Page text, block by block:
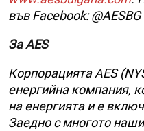
във Facebook:
За AES
Корпорацията AES
енергийна компания,
на енергията и е
Заедно с многото